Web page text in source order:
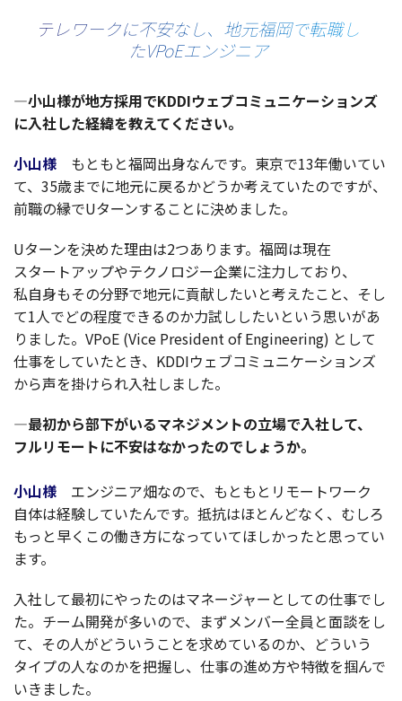
テレワークに不安なし、地元福岡で転職し
たVPoEエンジニア
—小山様が地方採用でKDDIウェブコミュニケーションズ
に入社した経緯を教えてください。
小山様 もともと福岡出身なんです。 東京で13年働いてい
て、35歳までに地元に戻るかどうか考えていたのですが、
前職の縁でUターンすることに決めました。
Uターンを決めた理由は2つあります。 福岡は現在
スタートアップやテクノロジー企業に注力しており、
私自身もその分野で地元に貢献したいと考えたこと、そし
て1人でどの程度できるのか力試ししたいという思いがあ
りました。VPoE (Vice President of Engineering) として
仕事をしていたとき、KDDIウェブコミュニケーションズ
から声を掛けられ入社しました。
—最初から部下がいるマネジメントの立場で入社して、
フルリモートに不安はなかったのでしょうか。
小山様 エンジニア畑なので、もともと リモートワーク
自体は経験していたんです。 抵抗はほとんどなく、むしろ
もっと早くこの働き方になっていてほしかったと思ってい
ます。
入社して最初にやったのはマネージャー としての仕事でし
た。 チーム開発が多いので、まずメンバー全員 と面談をし
て、その人がどういうことを求めているのか、どういう
タイプの人なのかを把握し、 仕事の進め方や特徴を掴んで
いきました。